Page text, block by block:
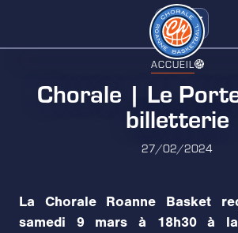
ACCUEIL
Chorale | Le
billetterie
27/02/2024
La Chorale Roanne Basket
samedi 9 mars à 18h30 à